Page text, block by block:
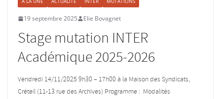
19 septembre 2025 Elie Bovagnet
Stage mutation INTER
Académique 2025-2026
Vendredi 14/11/2025 9h30 – 17h00 à la Maison des Syndicats,
Créteil (11-13 rue des Archives) Programme : Modalités